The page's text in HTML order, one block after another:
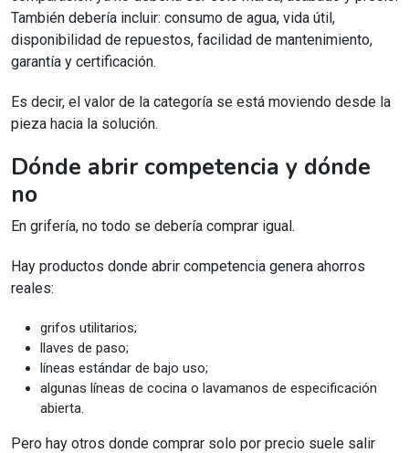
También debería incluir: consumo de agua, vida útil,
disponibilidad de repuestos, facilidad de mantenimiento,
garantía y certificación.
Es decir, el valor de la categoría se está moviendo desde la
pieza hacia la solución.
Dónde abrir competencia y dónde
no
En grifería, no todo se debería comprar igual.
Hay productos donde abrir competencia genera ahorros
reales:
grifos utilitarios;
llaves de paso;
líneas estándar de bajo uso;
algunas líneas de cocina o lavamanos de especificación
abierta.
Pero hay otros donde comprar solo por precio suele salir